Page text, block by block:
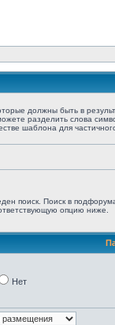
должны быть в
разделить слова
шаблона для
поиск. Поиск в
опцию ниже.
Нет